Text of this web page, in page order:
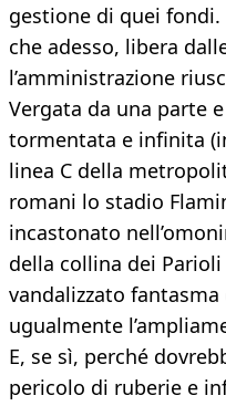
gestione di quei
che adesso, libera
l’amministrazione
Vergata da una parte
tormentata e infinita
linea C della
romani lo stadio
incastonato
della collina dei
vandalizzato fantasma
ugualmente
E, se sì, perché
pericolo di ruberie e